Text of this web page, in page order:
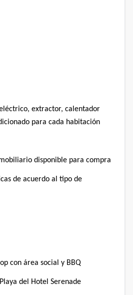
extractor, calentador
para cada habitación
disponible para compra
de acuerdo al tipo de
con área social y BBQ
del Hotel Serenade